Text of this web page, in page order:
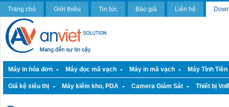
Trang chủ Giới thiệu Tin tức Báo giá Liên hệ
Máy in hóa đơn Máy đọc mã vạch Máy in mã vạch Máy Tính
Giá kệ siêu thị Máy kiểm kho, PDA Camera Giám Sát Thiết bị